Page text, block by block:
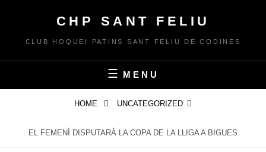
content
CHP SANT FELIU
CLUB HOQUEI PATINS SANT FELIU DE CODINES
MENU
HOME UNCATEGORIZED
EL FEMENÍ DISPUTARÀ LA COPA DE LA LLIGA A BIGUES